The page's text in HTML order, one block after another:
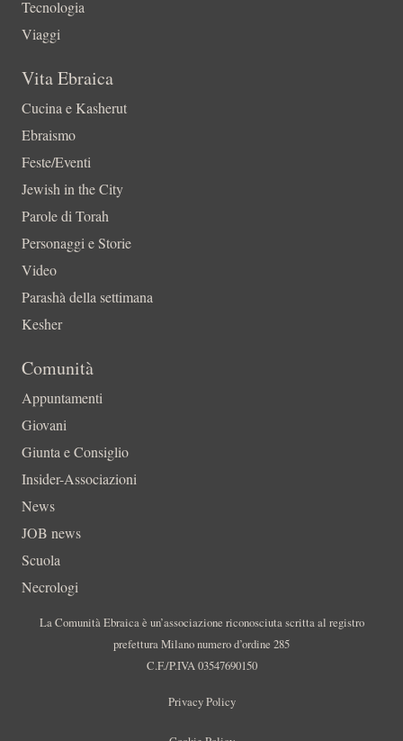
Tecnologia
Viaggi
Vita Ebraica
Cucina e Kasherut
Ebraismo
Feste/Eventi
Jewish in the City
Parole di Torah
Personaggi e Storie
Video
Parashà della settimana
Kesher
Comunità
Appuntamenti
Giovani
Giunta e Consiglio
Insider-Associazioni
News
JOB news
Scuola
Necrologi
La Comunità Ebraica è un’associazione riconosciuta scritta al registro
prefettura Milano numero d’ordine 285
C.F./P.IVA 03547690150
Privacy Policy